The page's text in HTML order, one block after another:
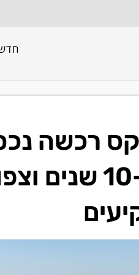
רכשה נכס
הנכס מושכר ל-